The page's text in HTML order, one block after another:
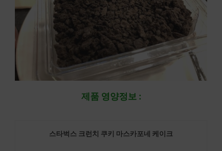
제품 영양정보 :
스타벅스 크런치 쿠키 마스카포네 케이크